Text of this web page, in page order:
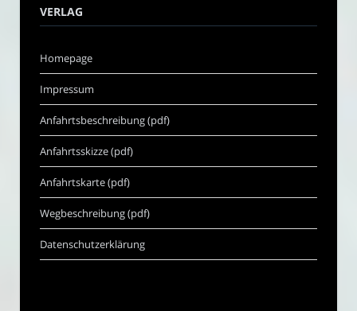
VERLAG
Homepage
Impressum
Anfahrtsbeschreibung (pdf)
Anfahrtsskizze (pdf)
Anfahrtskarte (pdf)
Wegbeschreibung (pdf)
Datenschutzerklärung